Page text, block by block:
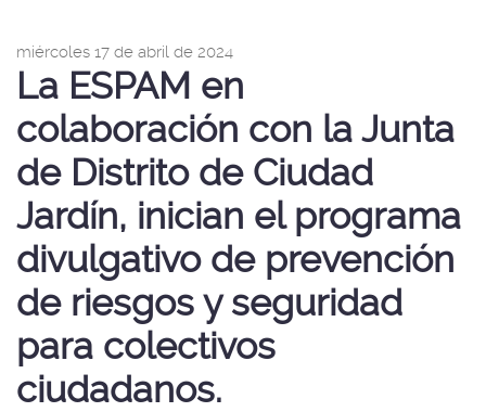
divulgativo
de
prevención
de
riesgos
seguridad
para
colectivos
ciudadanos.
inicio
miércoles 17 de abril de 2024
La ESPAM en
colaboración con la Junta
de Distrito de Ciudad
Jardín, inician el programa
divulgativo de prevención
de riesgos y seguridad
para colectivos
ciudadanos.